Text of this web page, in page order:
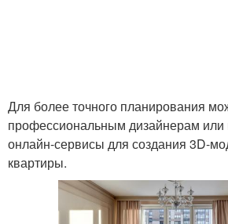
Для более точного планирования
профессиональным дизайнерам или
онлайн-сервисы для создания 3D-
квартиры.